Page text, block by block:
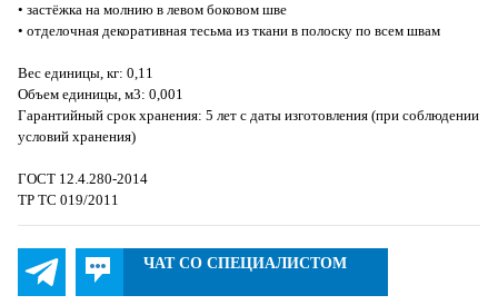
• застёжка на молнию в левом боковом шве
• отделочная декоративная тесьма из ткани в полоску по всем швам
Вес единицы, кг: 0,11
Объем единицы, м3: 0,001
Гарантийный срок хранения: 5 лет с даты изготовления (при соблюдении
условий хранения)
ГОСТ 12.4.280-2014
ТР ТС 019/2011
ЧАТ СО СПЕЦИАЛИСТОМ